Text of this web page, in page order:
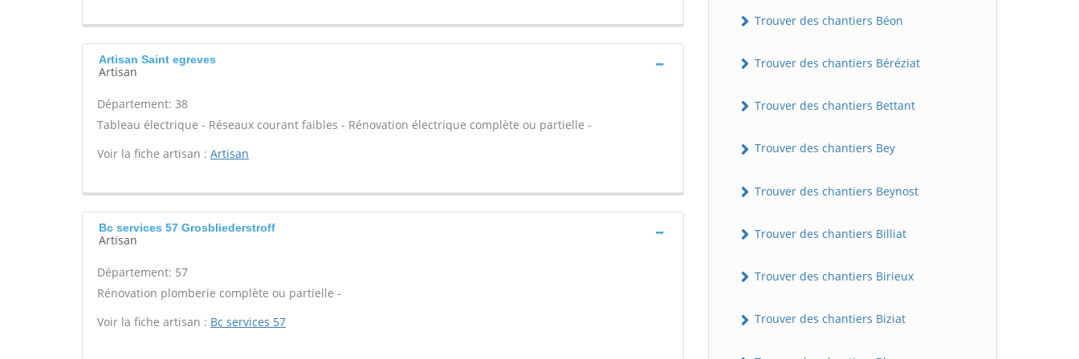
Artisan Saint egreves
Artisan
Département: 38
Tableau électrique - Réseaux courant faibles - Rénovation électrique complète ou partielle -
Voir la fiche artisan : Artisan
Bc services 57 Grosbliederstroff
Artisan
Département: 57
Rénovation plomberie complète ou partielle -
Voir la fiche artisan : Bc services 57
Trouver des chantiers Béon
Trouver des chantiers Béréziat
Trouver des chantiers Bettant
Trouver des chantiers Bey
Trouver des chantiers Beynost
Trouver des chantiers Billiat
Trouver des chantiers Birieux
Trouver des chantiers Biziat